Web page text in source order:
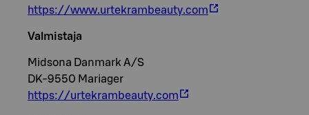
https://www.urtekrambeauty.com
Valmistaja
Midsona Danmark A/S
DK-9550 Mariager
https://urtekrambeauty.com